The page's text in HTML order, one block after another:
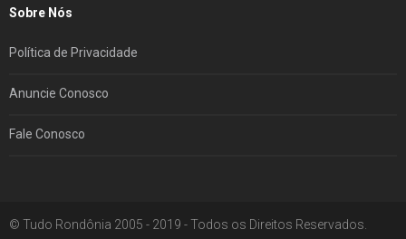
Sobre Nós
Política de Privacidade
Anuncie Conosco
Fale Conosco
© Tudo Rondônia 2005 - 2019 - Todos os Direitos Reservados.